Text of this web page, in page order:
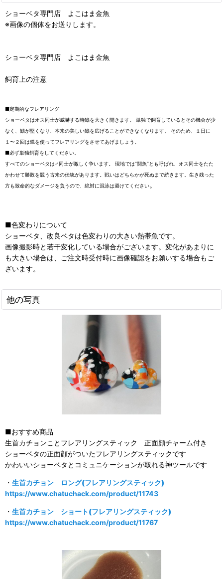
ショーベタ専門店 よこはま金魚
※画像の個体をお送りします。
ショーベタ専門店 よこはま金魚
飼育上の注意
■定期的なフレアリング
ショーベタはオス同士が威嚇する時鰭を大きく開きます。 単独で飼育しているとその機会が少
なく、鰭が堅くなり、本来の美しい鰭を広げることができなくなります。 そのため、１日に
１〜２回は鏡を使ってフレアリングをさせてあげましょう。
■必ず単独飼育をしてください。
すべてのショーベタは♂同士が激しく争います。 現地では”闘魚”とも呼ばれ、オス同士をたた
かわせて勝敗を競う古来の伝統があります。戦いはどちらかが死ぬまで続きます。生き残った
方も致命的なダメージを負うので、絶対に混泳は避けてください。
■色変わりについて
ショーベタ、改良ベタは色変わりの大きい熱帯魚です。
画像撮影時と若干変化している場合がございます。変化があまりに
も大きい場合は、ご注文時受付時に画像確認をお願いする場合もご
ざいます。
他の写真
■おすすめ商品
生首カチョンことフレアリングスティック 正面顔チャーム付き
ショーベタの正面顔がついたフレアリングスティックです
かわいいショーベタとコミュニケーションが取れる神ツールです
・ 生首カチョン ロング(フレアリングスティック)
https://www.chatuchack.com/product/11743
・ 生首カチョン ショート(フレアリングスティック)
https://www.chatuchack.com/product/11767